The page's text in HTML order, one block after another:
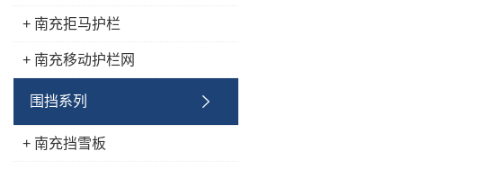
+ 南充拒马护栏
+ 南充移动护栏网
围挡系列
+ 南充挡雪板